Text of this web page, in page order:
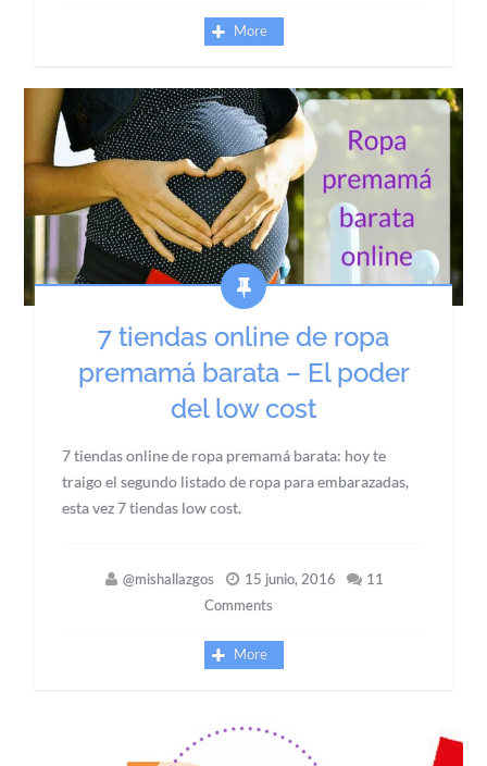
More
7 tiendas online de ropa
premamá barata – El poder
del low cost
7 tiendas online de ropa premamá barata: hoy te
traigo el segundo listado de ropa para embarazadas,
esta vez 7 tiendas low cost.
@mishallazgos 15 junio, 2016
11
Comments
More